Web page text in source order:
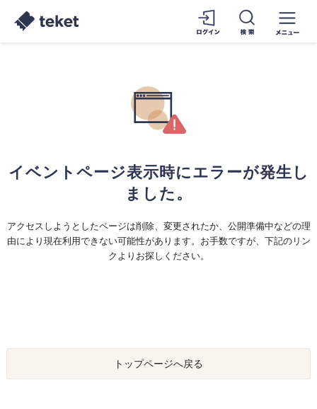
イベントページ表示時にエラーが発生し
ました。
アクセスしようとしたページは削除、変更されたか、公開準備中などの理
由により現在利用できない可能性があります。お手数ですが、下記のリン
クよりお探しください。
トップページへ戻る